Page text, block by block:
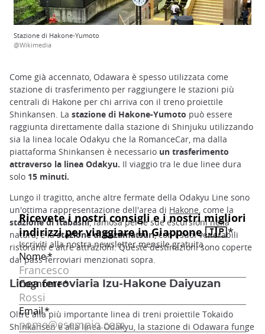
Stazione di Hakone-Yumoto
@Wikimedia
Come già accennato, Odawara è spesso utilizzata come
stazione di trasferimento per raggiungere le stazioni più
centrali di Hakone per chi arriva con il treno proiettile
Shinkansen. La stazione di Hakone-Yumoto può essere
raggiunta direttamente dalla stazione di Shinjuku utilizzando
sia la linea locale Odakyu che la RomanceCar, ma dalla
piattaforma Shinkansen è necessario un trasferimento
attraverso la linea Odakyu. Il viaggio tra le due linee dura
solo 15 minuti.
Lungo il tragitto, anche altre fermate della Odakyu Line sono
un'ottima rappresentazione dell'area di Hakone , come la
stazione di Itabashi, famosa per le sue escursioni nella
natura, e lastazione di Kazamatsuri, con i suoi venerabili
ristoranti e altre attrazioni. Queste destinazioni sono coperte
dai pass ferroviari menzionati sopra.
Linea ferroviaria Izu-Hakone Daiyuzan
Oltre alla più importante linea di treni proiettile Tokaido
Shinkansen e alla linea Odakyu, la stazione di Odawara funge